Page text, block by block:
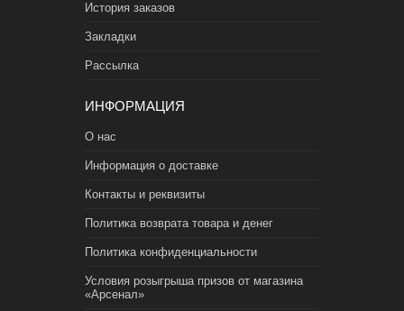
История заказов
Закладки
Рассылка
ИНФОРМАЦИЯ
О нас
Информация о доставке
Контакты и реквизиты
Политика возврата товара и денег
Политика конфиденциальности
Условия розыгрыша призов от магазина
«Арсенал»